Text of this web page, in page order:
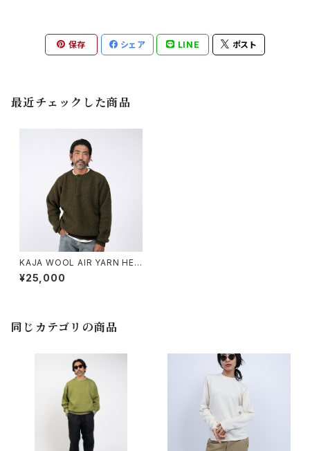
保存 シェア LINE ポスト
最近チェックした商品
KAJA WOOL AIR YARN HEN
LEY NECK KNIT
¥25,000
同じカテゴリの商品